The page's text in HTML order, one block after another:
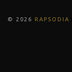
© 202 6 RAPSODIA